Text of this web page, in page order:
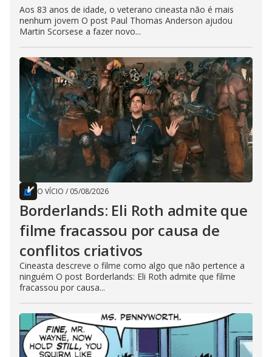
Aos 83 anos de idade, o veterano cineasta não é mais
nenhum jovem O post Paul Thomas Anderson ajudou
Martin Scorsese a fazer novo...
O VÍCIO / 05/08/2026
Borderlands: Eli Roth admite que
filme fracassou por causa de
conflitos criativos
Cineasta descreve o filme como algo que não pertence a
ninguém O post Borderlands: Eli Roth admite que filme
fracassou por causa...